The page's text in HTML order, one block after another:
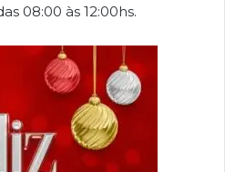
08:00 às 12:00hs.